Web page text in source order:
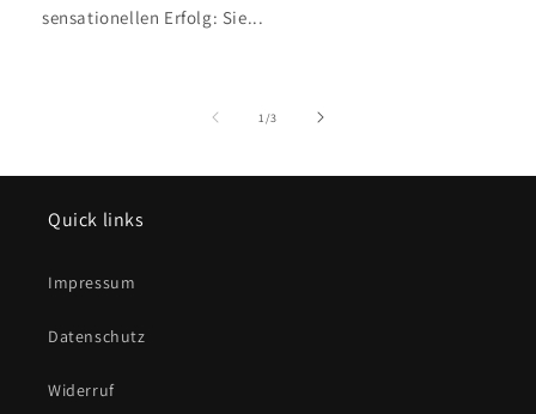
sensationellen Erfolg: Sie...
1/von
3
Quick links
Impressum
Datenschutz
Widerruf